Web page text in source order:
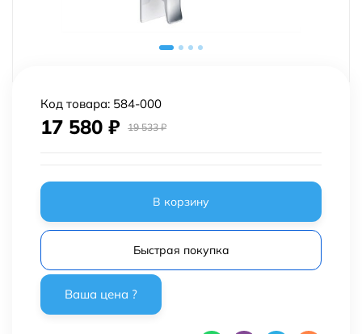
Код товара: 584-000
17 580 ₽ 19 533₽
В корзину
Быстрая покупка